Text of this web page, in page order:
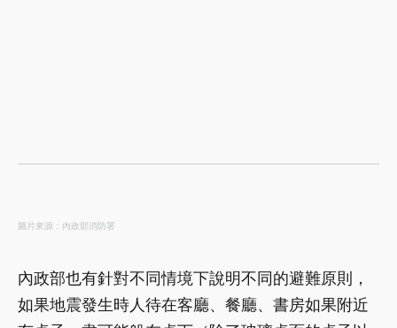
圖片來源：內政部消防署
內政部也有針對不同情境下說明不同的避難原則，
如果地震發生時人待在客廳、餐廳、書房如果附近